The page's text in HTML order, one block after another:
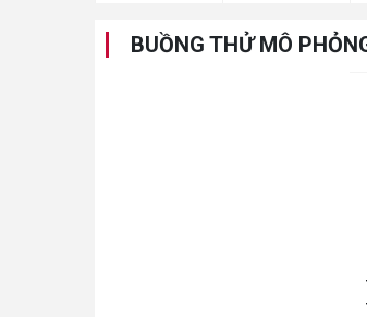
BUỒNG THỬ MÔ